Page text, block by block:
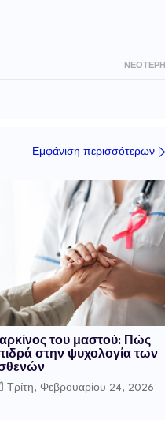
ΝΕΌΤΕΡΗ
Εμφάνιση περισσότερων
του μαστού: Πώς
στην ψυχολογία των
Τρίτη, Φεβρουαρίου 24, 2026